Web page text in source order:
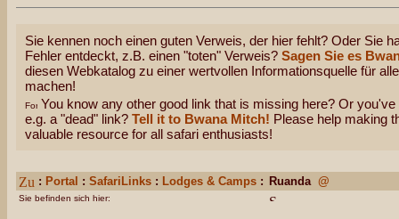
Sie kennen noch einen guten Verweis, der hier fehlt? Oder Sie
Fehler entdeckt, z.B. einen "toten" Verweis? Sagen Sie es
diesen Webkatalog zu einer wertvollen Informationsquelle für
machen!
You know any other good link that is missing here? Or
e.g. a "dead" link? Tell it to Bwana Mitch! Please help making
valuable resource for all safari enthusiasts!
: Portal : SafariLinks : Lodges & Camps : Ruanda @
Sie befinden sich hier: